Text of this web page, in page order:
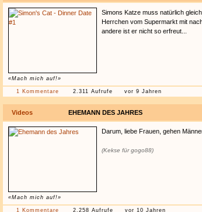
«Mach mich auf!»
Simons Katze muss natürlich
Herrchen vom Supermarkt mit
andere ist er nicht so erfreut...
1 Kommentare 2.311 Aufrufe vor 9 Jahren
Videos EHEMANN DES JAHRES
«Mach mich auf!»
Darum, liebe Frauen, gehen
(Kekse für gogo88)
1 Kommentare 2.258 Aufrufe vor 10 Jahren